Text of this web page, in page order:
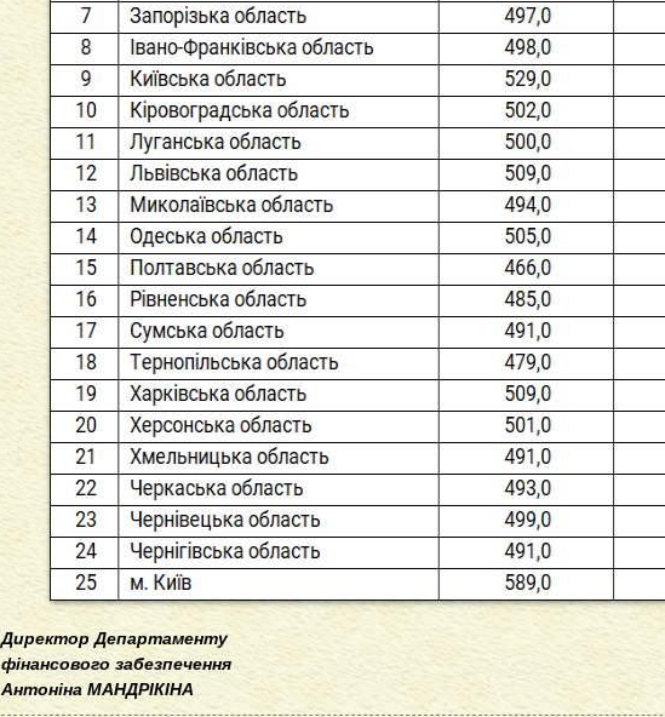
Директор Департаменту
фінансового забезпечення
Антоніна МАНДРІКІНА